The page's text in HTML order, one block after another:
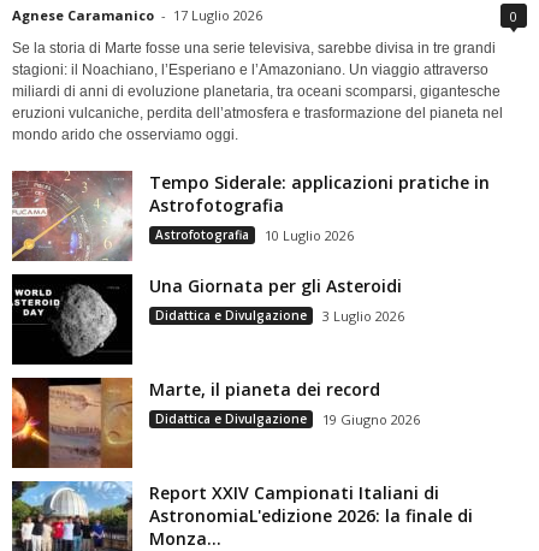
Agnese Caramanico - 17 Luglio 2026 0
Se la storia di Marte fosse una serie televisiva, sarebbe divisa in tre grandi
stagioni: il Noachiano, l’Esperiano e l’Amazoniano. Un viaggio attraverso
miliardi di anni di evoluzione planetaria, tra oceani scomparsi, gigantesche
eruzioni vulcaniche, perdita dell’atmosfera e trasformazione del pianeta nel
mondo arido che osserviamo oggi.
Tempo Siderale: applicazioni pratiche in
Astrofotografia
Astrofotografia 10 Luglio 2026
Una Giornata per gli Asteroidi
Didattica e Divulgazione 3 Luglio 2026
Marte, il pianeta dei record
Didattica e Divulgazione 19 Giugno 2026
Report XXIV Campionati Italiani di
AstronomiaL'edizione 2026: la finale di
Monza...